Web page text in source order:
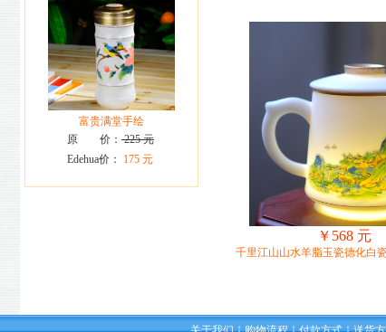
富贵满堂手绘
原 价： 225 元
Edehua价：
175 元
￥568 元
千里江山山水羊脂玉瓷德化白